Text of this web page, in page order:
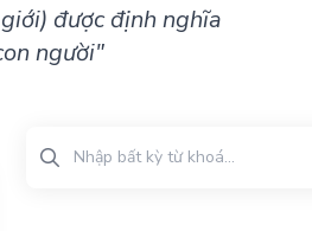
được định nghĩa
người"